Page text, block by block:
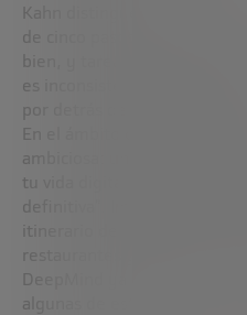
Kahn distingue entre tareas
de cinco pasos- donde los
bien, y tareas más
es inconsistente. La
por detrás de las
En el ámbito del
ambiciosa: un asistente
tu vida digital. Bill Gates lo
definitiva”. Imagina un
restaurantes y entradas a
DeepMind ya ha
algunas de estas acciones,